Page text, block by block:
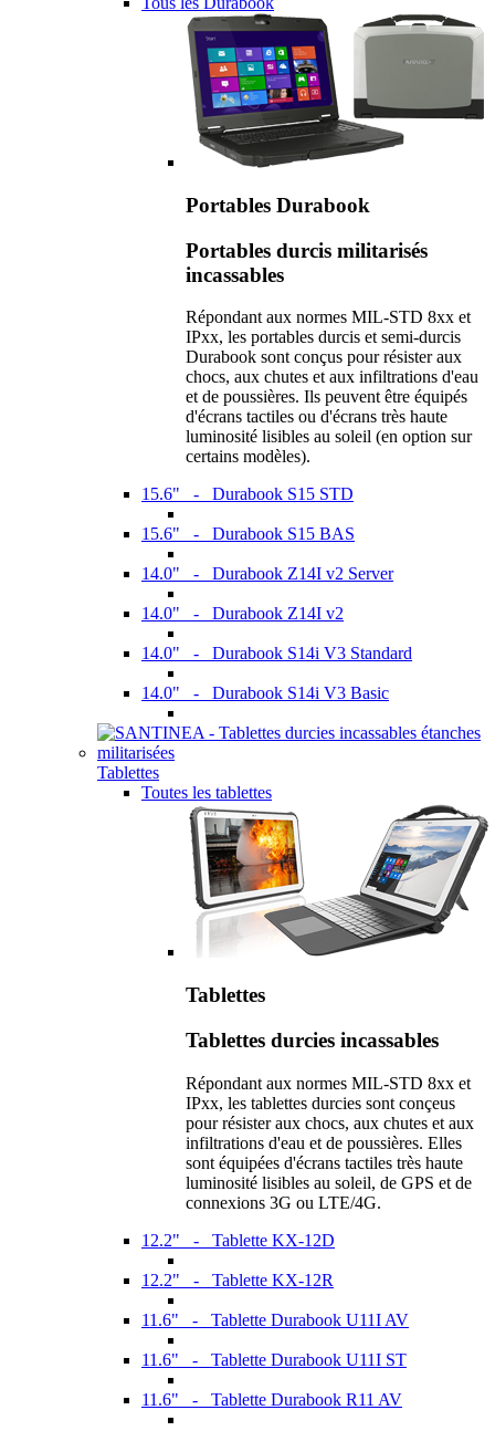
Portables Durabook
Portables durcis militarisés
incassables
Répondant aux normes MIL-STD 8xx et
IPxx, les portables durcis et semi-durcis
Durabook sont conçus pour résister aux
chocs, aux chutes et aux infiltrations d'eau
et de poussières. Ils peuvent être équipés
d'écrans tactiles ou d'écrans très haute
luminosité lisibles au soleil (en option sur
certains modèles).
15.6" - Durabook S15 STD
15.6" - Durabook S15 BAS
14.0" - Durabook Z14I v2 Server
14.0" - Durabook Z14I v2
14.0" - Durabook S14i V3 Standard
14.0" - Durabook S14i V3 Basic
Tablettes
Toutes les tablettes
Tablettes
Tablettes durcies incassables
Répondant aux normes MIL-STD 8xx et
IPxx, les tablettes durcies sont conçeus
pour résister aux chocs, aux chutes et aux
infiltrations d'eau et de poussières. Elles
sont équipées d'écrans tactiles très haute
luminosité lisibles au soleil, de GPS et de
connexions 3G ou LTE/4G.
12.2" - Tablette KX-12D
12.2" - Tablette KX-12R
11.6" - Tablette Durabook U11I AV
11.6" - Tablette Durabook U11I ST
11.6" - Tablette Durabook R11 AV